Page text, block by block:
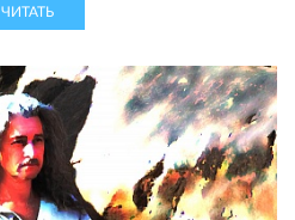
ЧИТАТЬ